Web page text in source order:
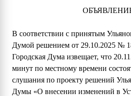
В соответствии с принятым
Думой решением от 29.10.2025 №
Городская Дума извещает, что
минут по местному времени
слушания по проекту решений
Думы «О внесении изменений в